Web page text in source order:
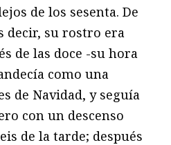
de los sesenta. De
decir, su rostro era
de las doce -su hora
como una
de Navidad, y seguía
con un descenso
de la tarde; después